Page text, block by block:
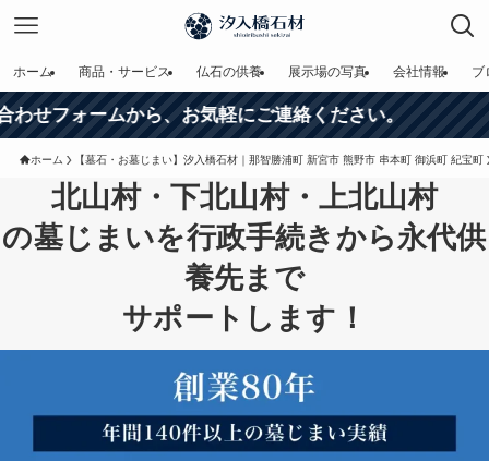
ホーム 商品・サービス 仏石の供養 展示場の写真 会社情報 ブ
ら、お気軽にご連絡ください。
ホーム 【墓石・お墓じまい】汐入橋石材｜那智勝浦町 新宮市 熊野市 串本町 御浜町 紀宝町
北山村・下北山村・上北山村
の墓じまいを行政手続きから永代供
養先まで
サポートします！